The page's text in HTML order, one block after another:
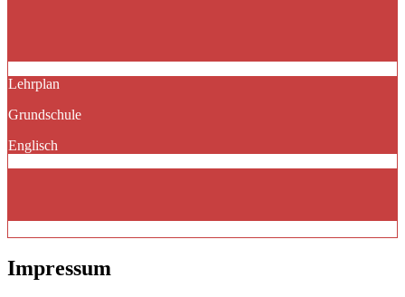
Lehrplan
Grundschule
Englisch
Impressum